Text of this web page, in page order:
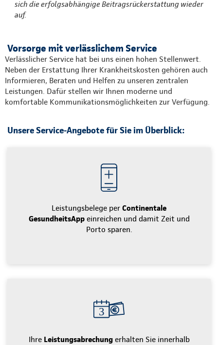
sich die erfolgsabhängige Beitragsrückerstattung wieder
auf.
Vorsorge mit verlässlichem Service
Verlässlicher Service hat bei uns einen hohen Stellenwert.
Neben der Erstattung Ihrer Krankheitskosten gehören auch
Informieren, Beraten und Helfen zu unseren zentralen
Leistungen. Dafür stellen wir Ihnen moderne und
komfortable Kommunikationsmöglichkeiten zur Verfügung.
Unsere Service-Angebote für Sie im Überblick:
Leistungsbelege per Continentale
GesundheitsAppeinreichen und damit Zeit und
Porto sparen.
Ihre Leistungsabrechungerhalten Sie innerhalb